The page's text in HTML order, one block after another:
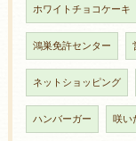
ホワイトチョコケーキ
鴻巣免許センター
ネットショッピング
ハンバーガー 咲い